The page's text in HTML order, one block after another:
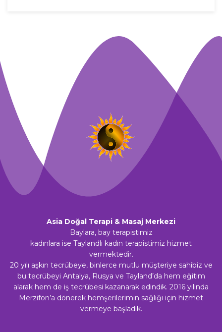
Asia Doğal Terapi & Masaj Merkezi
Baylara, bay terapistimiz
kadınlara ise Taylandlı kadın terapistimiz hizmet
vermektedir.
20 yılı aşkın tecrübeye, binlerce mutlu müşteriye sahibiz ve
bu tecrübeyi Antalya, Rusya ve Tayland’da hem eğitim
alarak hem de iş tecrübesi kazanarak edindik. 2016 yılında
Merzifon’a dönerek hemşerilerimin sağlığı için hizmet
vermeye başladık.